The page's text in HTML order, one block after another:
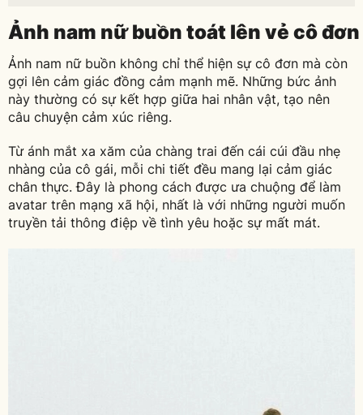
Ảnh nam nữ buồn toát lên vẻ cô đơn
Ảnh nam nữ buồn không chỉ thể hiện sự cô đơn mà còn
gợi lên cảm giác đồng cảm mạnh mẽ. Những bức ảnh
này thường có sự kết hợp giữa hai nhân vật, tạo nên
câu chuyện cảm xúc riêng.
Từ ánh mắt xa xăm của chàng trai đến cái cúi đầu nhẹ
nhàng của cô gái, mỗi chi tiết đều mang lại cảm giác
chân thực. Đây là phong cách được ưa chuộng để làm
avatar trên mạng xã hội, nhất là với những người muốn
truyền tải thông điệp về tình yêu hoặc sự mất mát.